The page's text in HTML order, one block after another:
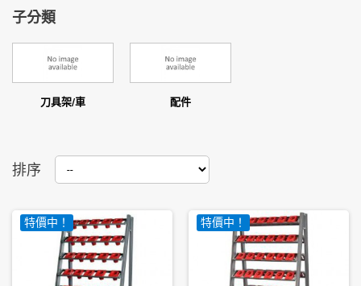
子分類
刀具架/車 配件
排序
特價中！ 特價中！